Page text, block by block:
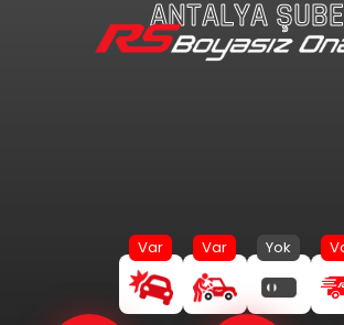
ANTALYA ŞUBE